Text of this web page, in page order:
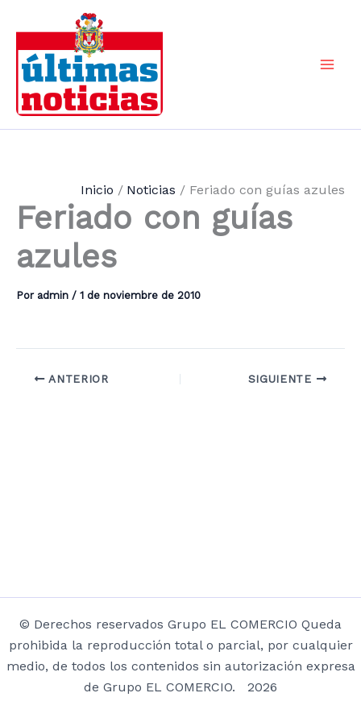
contenido
Inicio Noticias Feriado con guías azules
Feriado con guías
azules
Por admin / 1 de noviembre de 2010
ANTERIOR SIGUIENTE
© Derechos reservados Grupo EL COMERCIO Queda
prohibida la reproducción total o parcial, por cualquier
medio, de todos los contenidos sin autorización expresa
de Grupo EL COMERCIO. 2026